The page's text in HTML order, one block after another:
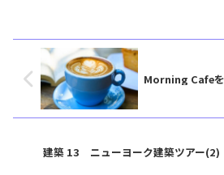
Morning Cafeを
建築 13 ニューヨーク建築ツアー(2)